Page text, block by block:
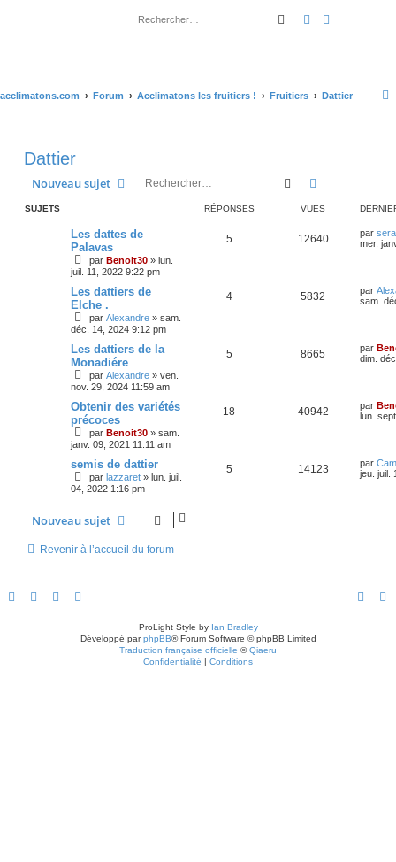
RechercherRecherche
acclimatons.com Forum Acclimatons les fruitiers ! Fruitiers Dattier
Dattier
Nouveau sujet Rechercher
SUJETS RÉPONSES VUES
Les dattes de
Palavas
par Benoit30 » lun.
juil. 11, 2022 9:22 pm
5 12640 par
mer.
Les dattiers de
Elche .
par Alexandre » sam.
déc. 14, 2024 9:12 pm
4 5832 par
sam.
Les dattiers de la
Monadiére
par Alexandre » ven.
nov. 29, 2024 11:59 am
5 8665 par
dim.
Obtenir des variétés
précoces
par Benoit30 » sam.
janv. 09, 2021 11:11 am
18 40942 par
lun.
semis de dattier
par lazzaret » lun. juil.
04, 2022 1:16 pm
5 14123 par
jeu. juil.
Nouveau sujet
Revenir à l’accueil du forum
ProLight Style by Ian Bradley
Développé parphpBB® Forum Software © phpBB Limited
Traduction française officielle ©Qiaeru
Confidentialité | Conditions